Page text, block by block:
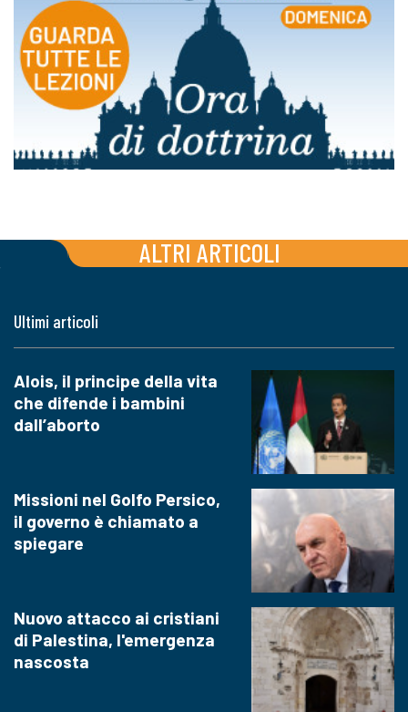
ALTRI ARTICOLI
Ultimi articoli
Alois, il principe della vita
che difende i bambini
dall’aborto
Missioni nel Golfo Persico,
il governo è chiamato a
spiegare
Nuovo attacco ai cristiani
di Palestina, l'emergenza
nascosta